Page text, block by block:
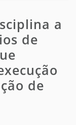
a
de
de